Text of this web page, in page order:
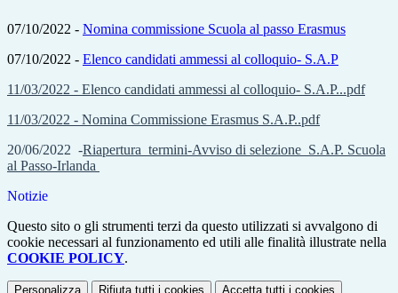
07/10/2022 - Nomina commissione Scuola al passo Erasmus
07/10/2022 - Elenco candidati ammessi al colloquio- S.A.P
11/03/2022 - Elenco candidati ammessi al colloquio- S.A.P...pdf
11/03/2022 - Nomina Commissione Erasmus S.A.P..pdf
20/06/2022 -Riapertura_termini-Avviso di selezione_S.A.P. Scuola
al Passo-Irlanda
Notizie
Questo sito o gli strumenti terzi da questo utilizzati si avvalgono di
cookie necessari al funzionamento ed utili alle finalità illustrate nella
COOKIE POLICY.
Personalizza Rifiuta tutti i cookies Accetta tutti i cookies